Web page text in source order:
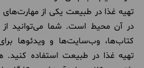
تهیه غذا در طبیعت یکی از مهارت‌های
در آن محیط است. شما می‌توانید از
کتاب‌ها، وب‌سایت‌ها و ویدئوها
تهیه غذا در طبیعت استفاده کنید.